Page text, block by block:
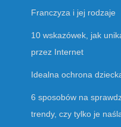
Franczyza i jej rodzaje
10 wskazówek, jak
przez Internet
Idealna ochrona
6 sposobów na
trendy, czy tylko je